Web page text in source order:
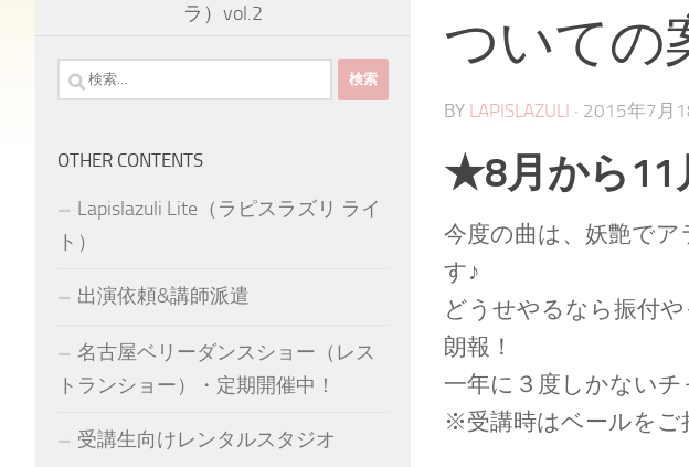
ついての
BY LAPISLAZULI · 2015年7月
★8月から11
今度の曲は、妖艶でア
す♪
どうせやるなら振付
朗報！
一年に３度しかない
※受講時はベールをご
ラ）vol.2
検
索:
OTHER CONTENTS
Lapislazuli Lite（ラピスラズリ ライ
ト）
出演依頼&講師派遣
名古屋ベリーダンスショー（レス
トランショー）・定期開催中！
受講生向けレンタルスタジオ